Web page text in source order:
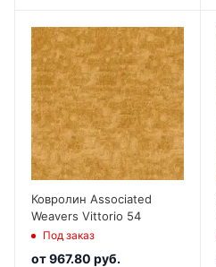
Ковролин Associated
Weavers Vittorio 54
Под заказ
от967.80 руб.